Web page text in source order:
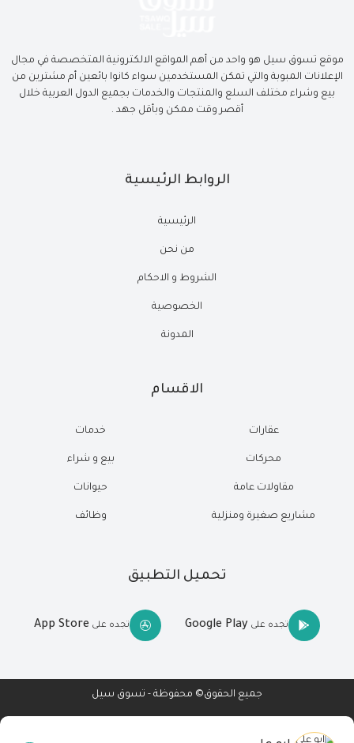
موقع تسوق سيل هو واحد من أهم المواقع الالكترونية المتخصصة في مجال
الإعلانات المبوبة والتي تمكن المستخدمين سواء كانوا بائعين أم مشترين من
بيع وشراء مختلف السلع والمنتجات والخدمات بجميع الدول العربية خلال
أقصر وقت ممكن وبأقل جهد .
الروابط الرئيسية
الرئيسية
من نحن
الشروط و الاحكام
الخصوصية
المدونة
الاقسام
عقارات
محركات
مقاولات عامة
مشاريع صغيرة ومنزلية
خدمات
بيع و شراء
حيوانات
وظائف
تحميل التطبيق
تجده على Google Play تجده على App Store
جميع الحقوق© محفوظة - تسوق سيل